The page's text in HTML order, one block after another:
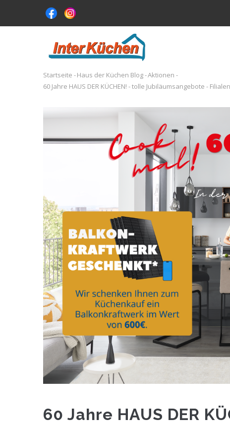
Pfadnavigation
Startseite -Haus der Küchen Blog-Aktionen -
60 Jahre HAUS DER KÜCHEN! - tolle Jubiläumsangebote -
60 Jahre HAUS DER